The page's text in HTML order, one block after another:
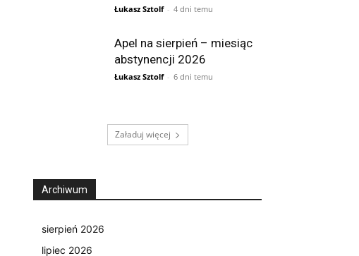
Łukasz Sztolf - 4 dni temu
Apel na sierpień – miesiąc
abstynencji 2026
Łukasz Sztolf - 6 dni temu
Załaduj więcej
Archiwum
sierpień 2026
lipiec 2026